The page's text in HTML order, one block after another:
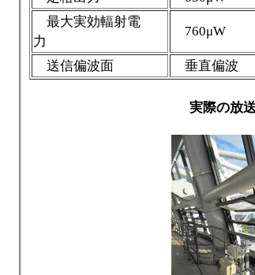
最大実効輻射電
力
760μW
送信偏波面 垂直偏波
実際の放